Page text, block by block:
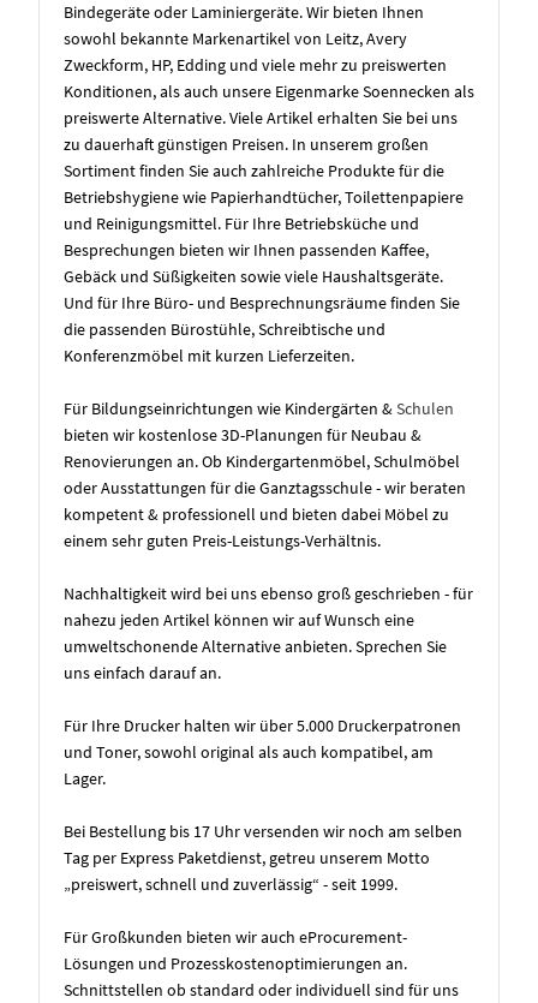
Bindegeräte oder Laminiergeräte. Wir bieten Ihnen
sowohl bekannte Markenartikel von Leitz, Avery
Zweckform, HP, Edding und viele mehr zu preiswerten
Konditionen, als auch unsere Eigenmarke Soennecken als
preiswerte Alternative. Viele Artikel erhalten Sie bei uns
zu dauerhaft günstigen Preisen. In unserem großen
Sortiment finden Sie auch zahlreiche Produkte für die
Betriebshygiene wie Papierhandtücher, Toilettenpapiere
und Reinigungsmittel. Für Ihre Betriebsküche und
Besprechungen bieten wir Ihnen passenden Kaffee,
Gebäck und Süßigkeiten sowie viele Haushaltsgeräte.
Und für Ihre Büro- und Besprechnungsräume finden Sie
die passenden Bürostühle, Schreibtische und
Konferenzmöbel mit kurzen Lieferzeiten.
Für Bildungseinrichtungen wie Kindergärten &Schulen
bieten wir kostenlose 3D-Planungen für Neubau &
Renovierungen an. Ob Kindergartenmöbel, Schulmöbel
oder Ausstattungen für die Ganztagsschule - wir beraten
kompetent & professionell und bieten dabei Möbel zu
einem sehr guten Preis-Leistungs-Verhältnis.
Nachhaltigkeit wird bei uns ebenso groß geschrieben - für
nahezu jeden Artikel können wir auf Wunsch eine
umweltschonende Alternative anbieten. Sprechen Sie
uns einfach darauf an.
Für Ihre Drucker halten wir über 5.000 Druckerpatronen
und Toner, sowohl original als auch kompatibel, am
Lager.
Bei Bestellung bis 17 Uhr versenden wir noch am selben
Tag per Express Paketdienst, getreu unserem Motto
„preiswert, schnell und zuverlässig“ - seit 1999.
Für Großkunden bieten wir auch eProcurement-
Lösungen und Prozesskostenoptimierungen an.
Schnittstellen ob standard oder individuell sind für uns